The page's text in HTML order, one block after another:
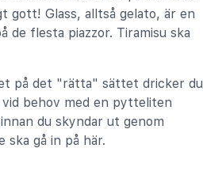
gott! Glass, alltså gelato, är en
de flesta piazzor. Tiramisu ska
på det "rätta" sättet dricker du
behov med en pytteliten
du skyndar ut genom
gå in på här.